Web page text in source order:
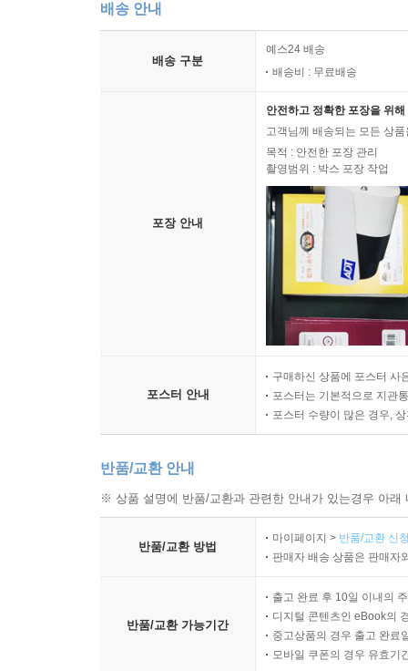
배송 안내
배송 구분
예스24 배송
배송비 : 무료배송
포장 안내
안전하고 정확한 포장을 위
고객님께 배송되는 모든 상
목적 : 안전한 포장 관리
촬영범위 : 박스 포장 작업
포스터 안내
구매하신 상품에 포스터 사
포스터는 기본적으로 지관
포스터 수량이 많은 경우,
반품/교환 안내
※ 상품 설명에 반품/교환과 관련한 안내가 있는경우 아
반품/교환 방법
마이페이지 > 반품/교환 신
판매자 배송 상품은 판매자
반품/교환 가능기간
출고 완료 후 10일 이내의
디지털 콘텐츠인 eBook의
중고상품의 경우 출고 완료
모바일 쿠폰의 경우 유효기